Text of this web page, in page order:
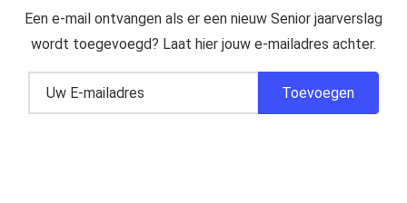
Een e-mail ontvangen als er een nieuw Senior jaarverslag
wordt toegevoegd? Laat hier jouw e-mailadres achter.